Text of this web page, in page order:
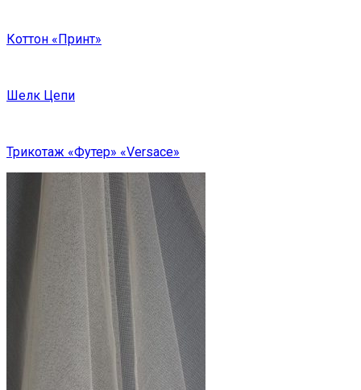
Коттон «Принт»
Шелк Цепи
Трикотаж «Футер» «Versace»